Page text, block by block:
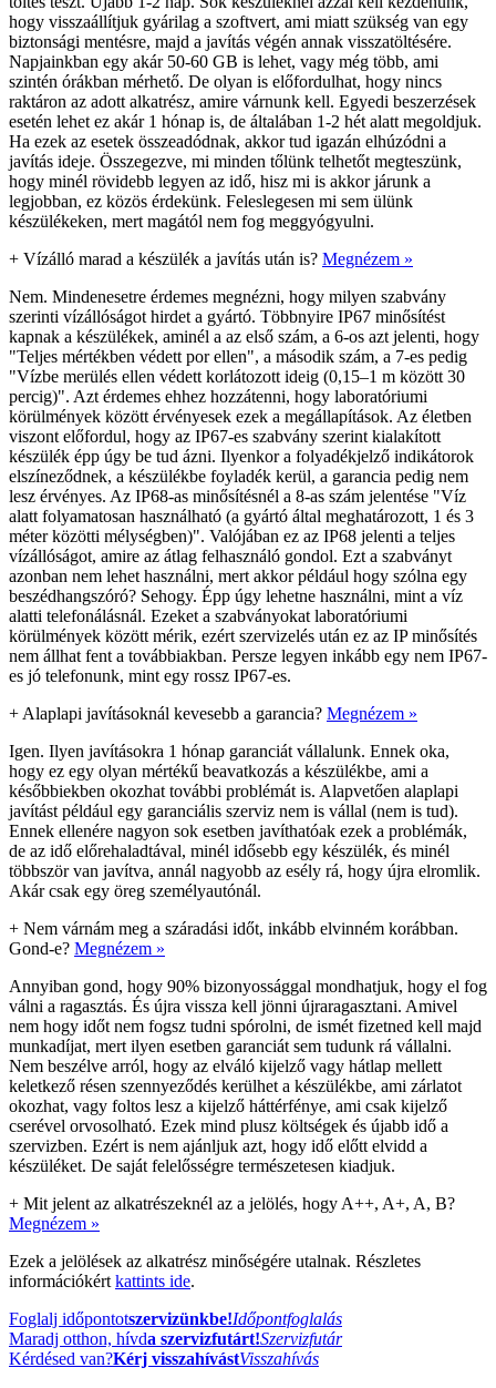
hogy visszaállítjuk gyárilag a szoftvert, ami miatt szükség van egy
biztonsági mentésre, majd a javítás végén annak visszatöltésére.
Napjainkban egy akár 50-60 GB is lehet, vagy még több, ami
szintén órákban mérhető. De olyan is előfordulhat, hogy nincs
raktáron az adott alkatrész, amire várnunk kell. Egyedi beszerzések
esetén lehet ez akár 1 hónap is, de általában 1-2 hét alatt megoldjuk.
Ha ezek az esetek összeadódnak, akkor tud igazán elhúzódni a
javítás ideje. Összegezve, mi minden tőlünk telhetőt megteszünk,
hogy minél rövidebb legyen az idő, hisz mi is akkor járunk a
legjobban, ez közös érdekünk. Feleslegesen mi sem ülünk
készülékeken, mert magától nem fog meggyógyulni.
+ Vízálló marad a készülék a javítás után is? Megnézem »
Nem. Mindenesetre érdemes megnézni, hogy milyen szabvány
szerinti vízállóságot hirdet a gyártó. Többnyire IP67 minősítést
kapnak a készülékek, aminél a az első szám, a 6-os azt jelenti, hogy
"Teljes mértékben védett por ellen", a második szám, a 7-es pedig
"Vízbe merülés ellen védett korlátozott ideig (0,15–1 m között 30
percig)". Azt érdemes ehhez hozzátenni, hogy laboratóriumi
körülmények között érvényesek ezek a megállapítások. Az életben
viszont előfordul, hogy az IP67-es szabvány szerint kialakított
készülék épp úgy be tud ázni. Ilyenkor a folyadékjelző indikátorok
elszíneződnek, a készülékbe foyladék kerül, a garancia pedig nem
lesz érvényes. Az IP68-as minősítésnél a 8-as szám jelentése "Víz
alatt folyamatosan használható (a gyártó által meghatározott, 1 és 3
méter közötti mélységben)". Valójában ez az IP68 jelenti a teljes
vízállóságot, amire az átlag felhasználó gondol. Ezt a szabványt
azonban nem lehet használni, mert akkor például hogy szólna egy
beszédhangszóró? Sehogy. Épp úgy lehetne használni, mint a víz
alatti telefonálásnál. Ezeket a szabványokat laboratóriumi
körülmények között mérik, ezért szervizelés után ez az IP minősítés
nem állhat fent a továbbiakban. Persze legyen inkább egy nem IP67-
es jó telefonunk, mint egy rossz IP67-es.
+ Alaplapi javításoknál kevesebb a garancia? Megnézem »
Igen. Ilyen javításokra 1 hónap garanciát vállalunk. Ennek oka,
hogy ez egy olyan mértékű beavatkozás a készülékbe, ami a
későbbiekben okozhat további problémát is. Alapvetően alaplapi
javítást például egy garanciális szerviz nem is vállal (nem is tud).
Ennek ellenére nagyon sok esetben javíthatóak ezek a problémák,
de az idő előrehaladtával, minél idősebb egy készülék, és minél
többször van javítva, annál nagyobb az esély rá, hogy újra elromlik.
Akár csak egy öreg személyautónál.
+ Nem várnám meg a száradási időt, inkább elvinném korábban.
Gond-e? Megnézem »
Annyiban gond, hogy 90% bizonyossággal mondhatjuk, hogy el fog
válni a ragasztás. És újra vissza kell jönni újraragasztani. Amivel
nem hogy időt nem fogsz tudni spórolni, de ismét fizetned kell majd
munkadíjat, mert ilyen esetben garanciát sem tudunk rá vállalni.
Nem beszélve arról, hogy az elváló kijelző vagy hátlap mellett
keletkező résen szennyeződés kerülhet a készülékbe, ami zárlatot
okozhat, vagy foltos lesz a kijelző háttérfénye, ami csak kijelző
cserével orvosolható. Ezek mind plusz költségek és újabb idő a
szervizben. Ezért is nem ajánljuk azt, hogy idő előtt elvidd a
készüléket. De saját felelősségre természetesen kiadjuk.
+ Mit jelent az alkatrészeknél az a jelölés, hogy A++, A+, A, B?
Megnézem »
Ezek a jelölések az alkatrész minőségére utalnak. Részletes
információkért kattints ide.
Foglalj időpontotszervizünkbe!Időpontfoglalás
Maradj otthon, hívda szervizfutárt!Szervizfutár
Kérdésed van?Kérj visszahívástVisszahívás